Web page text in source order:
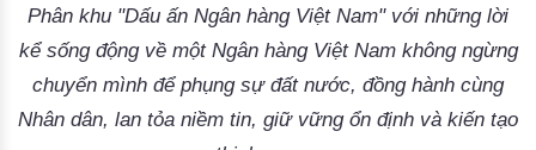
Phân khu "Dấu ấn Ngân hàng Việt Nam" với những lời
kể sống động về một Ngân hàng Việt Nam không ngừng
chuyển mình để phụng sự đất nước, đồng hành cùng
Nhân dân, lan tỏa niềm tin, giữ vững ổn định và kiến tạo